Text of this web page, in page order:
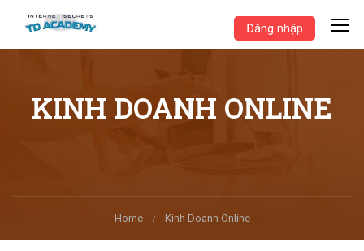
Đăng nhập
KINH DOANH ONLINE
Home Kinh Doanh Online